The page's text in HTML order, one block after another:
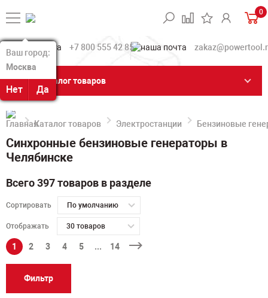
Ваш город:
Москва
Нет Да
Ваш город:
Москва
Нет Да
0
+7 800 555 42 85
Каталог товаров
Каталог товаров Электростанции Бензиновые
Синхронные бензиновые генераторы в
Челябинске
Всего 397 товаров в разделе
Сортировать По умолчанию
Отображать 30 товаров
1 2 3 4 5 ... 14
Фильтр